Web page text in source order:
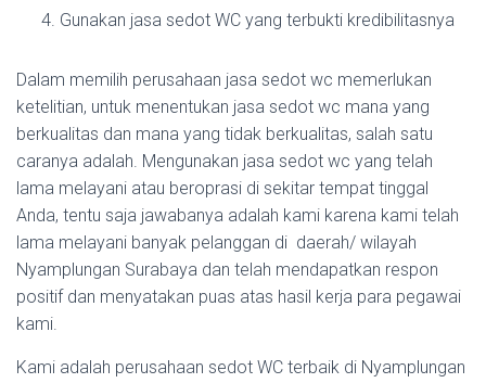
Gunakan jasa sedot WC yang terbukti kredibilitasnya
Dalam memilih perusahaan jasa sedot wc memerlukan
ketelitian, untuk menentukan jasa sedot wc mana yang
berkualitas dan mana yang tidak berkualitas, salah satu
caranya adalah. Mengunakan jasa sedot wc yang telah
lama melayani atau beroprasi di sekitar tempat tinggal
Anda, tentu saja jawabanya adalah kami karena kami telah
lama melayani banyak pelanggan di daerah/ wilayah
Nyamplungan Surabaya dan telah mendapatkan respon
positif dan menyatakan puas atas hasil kerja para pegawai
kami.
Kami adalah perusahaan sedot WC terbaik di Nyamplungan